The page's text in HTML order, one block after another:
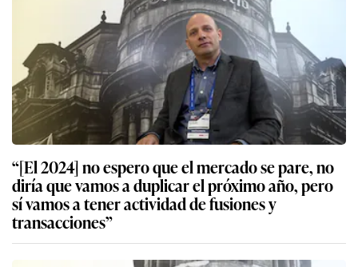
“[El 2024] no espero que el mercado se pare, no
diría que vamos a duplicar el próximo año, pero
sí vamos a tener actividad de fusiones y
transacciones”